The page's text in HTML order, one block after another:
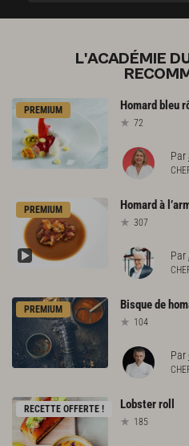
L'ACADÉMIE
PREMIUM Homard bleu
72
Par
PREMIUM Homard à
307
Par
PREMIUM Bisquede
104
Par
RECETTE OFFERTE ! Lobsterroll
185